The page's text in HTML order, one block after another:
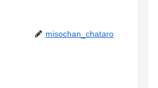
misochan_chataro